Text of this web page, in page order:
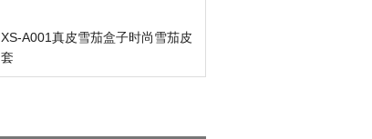
XS-A001真皮雪茄盒子时尚雪茄皮
套